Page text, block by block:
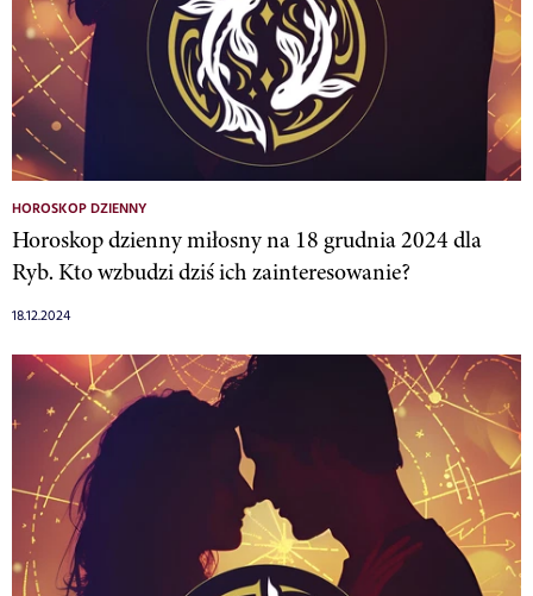
HOROSKOP DZIENNY
Horoskop dzienny miłosny na 18 grudnia 2024 dla
Ryb. Kto wzbudzi dziś ich zainteresowanie?
18.12.2024